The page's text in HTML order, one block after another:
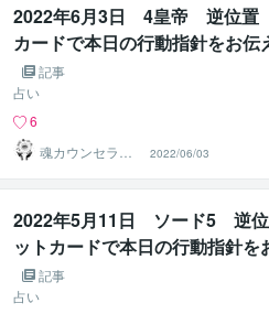
2022年6月3日 4皇帝 逆位置
カードで本日の行動指針をお伝
記事
占い
6
魂カウンセラー
✨ あきほ（aki
ho）
2022/06/03
2022年5月11日 ソード5 逆
ットカードで本日の行動指針を
す。記事
占い